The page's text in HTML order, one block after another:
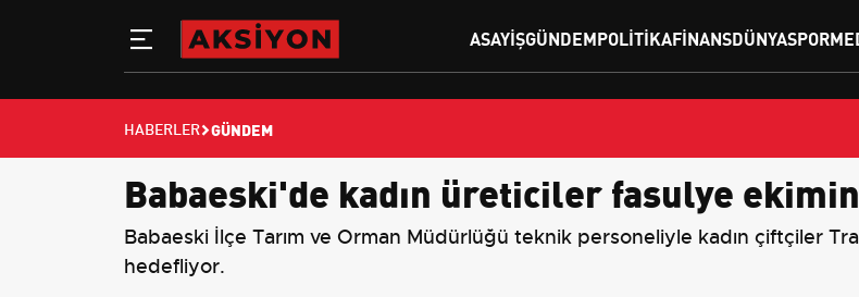
ASAYIŞGÜNDEMPOLITIKAFINANSDÜNYASPOR
HABERLER GÜNDEM
Babaeski'de kadın üreticiler fasulye
Babaeski İlçe Tarım ve Orman Müdürlüğü teknik personeliyle kadın çiftçiler
hedefliyor.